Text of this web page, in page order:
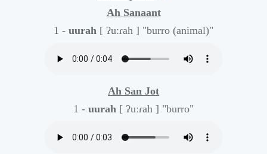
Ah Sanaant
1 - uurah [ ʔuːɾah ] "burro (animal)"
Ah San Jot
1 - uurah [ ʔuːɾah ] "burro"